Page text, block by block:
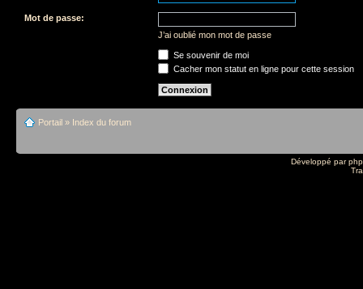
Mot de passe:
J’ai oublié mon mot de passe
Se souvenir de moi
Cacher mon statut en ligne pour cette session
Portail » Index du forum
Développé par